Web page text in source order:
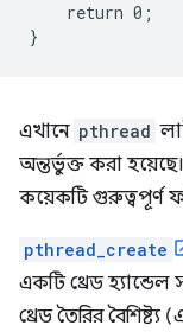
return 0 ;
}
এখানে pthread
অন্তর্ভুক্ত করা
কয়েকটি গুরুত্বপূর্ণ
pthread_create
একটি থ্রেড
থ্রেড তৈরির